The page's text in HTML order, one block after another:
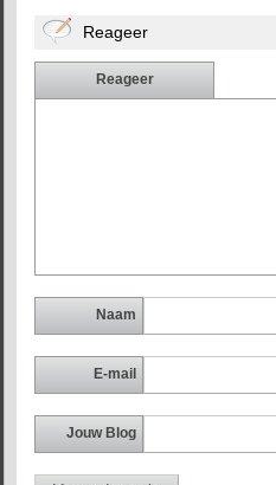
Reageer
Reageer
Naam
E-mail
Jouw Blog